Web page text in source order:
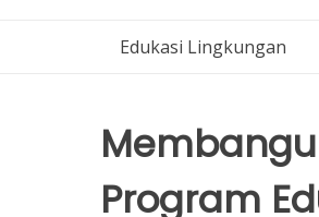
Edukasi Lingkungan
Program